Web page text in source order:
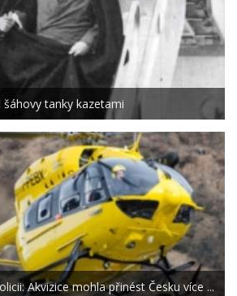
šáhovy tanky kazetami
Akvizice mohla přinést Česku více ...